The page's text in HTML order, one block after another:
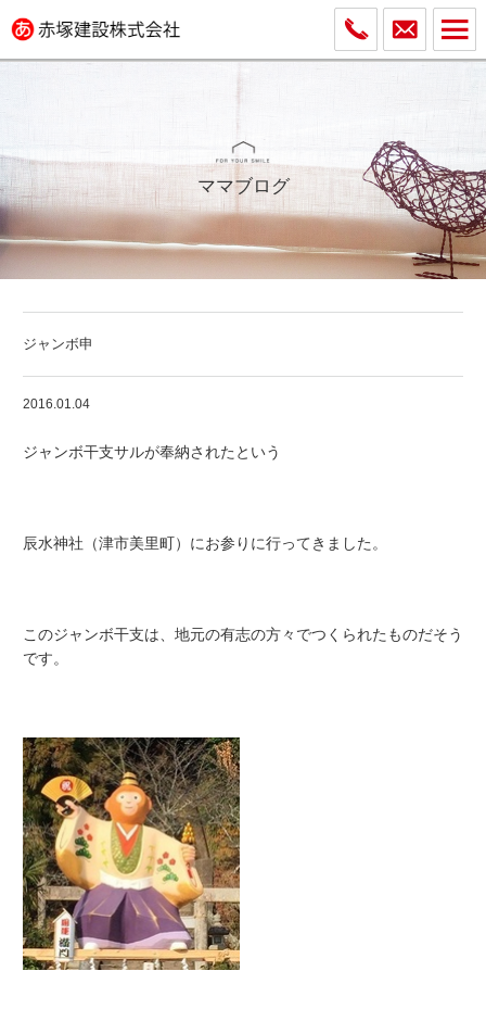
ママブログ
ジャンボ申
2016.01.04
ジャンボ干支サルが奉納されたという
辰水神社（津市美里町）にお参りに行ってきました。
このジャンボ干支は、地元の有志の方々でつくられたものだそう
です。